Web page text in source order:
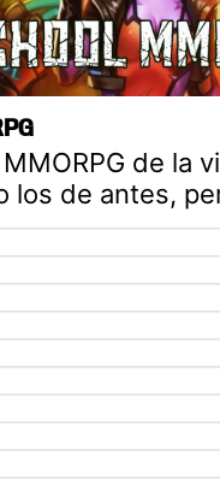
de la
los de antes,